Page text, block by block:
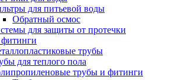
для питьевой воды
Обратный осмос
для защиты от протечки
трубы
для теплого пола
трубы и фитинги